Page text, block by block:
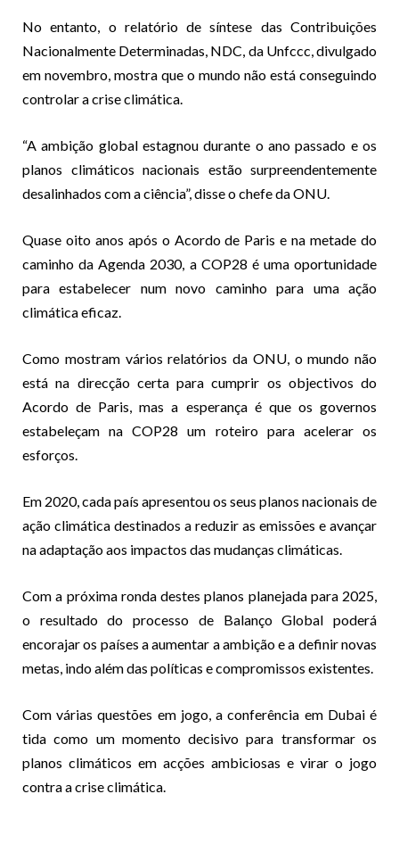
No entanto, o relatório de síntese das Contribuições
Nacionalmente Determinadas, NDC, da Unfccc, divulgado
em novembro, mostra que o mundo não está conseguindo
controlar a crise climática.
“A ambição global estagnou durante o ano passado e os
planos climáticos nacionais estão surpreendentemente
desalinhados com a ciência”, disse o chefe da ONU.
Quase oito anos após o Acordo de Paris e na metade do
caminho da Agenda 2030, a COP28 é uma oportunidade
para estabelecer num novo caminho para uma ação
climática eficaz.
Como mostram vários relatórios da ONU, o mundo não
está na direcção certa para cumprir os objectivos do
Acordo de Paris, mas a esperança é que os governos
estabeleçam na COP28 um roteiro para acelerar os
esforços.
Em 2020, cada país apresentou os seus planos nacionais de
ação climática destinados a reduzir as emissões e avançar
na adaptação aos impactos das mudanças climáticas.
Com a próxima ronda destes planos planejada para 2025,
o resultado do processo de Balanço Global poderá
encorajar os países a aumentar a ambição e a definir novas
metas, indo além das políticas e compromissos existentes.
Com várias questões em jogo, a conferência em Dubai é
tida como um momento decisivo para transformar os
planos climáticos em acções ambiciosas e virar o jogo
contra a crise climática.